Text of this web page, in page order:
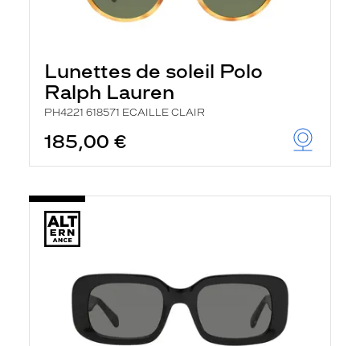
Lunettes de soleil Polo
Ralph Lauren
PH4221 618571 ECAILLE CLAIR
185,00 €